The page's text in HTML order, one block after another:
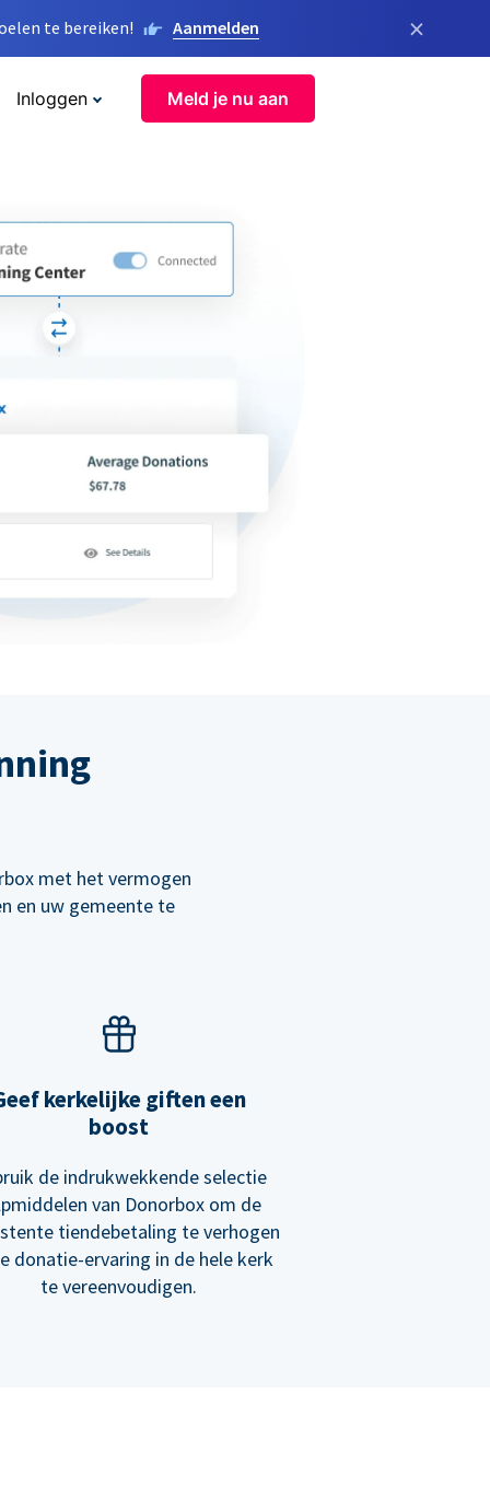
te bereiken! Aanmelden ×
Inloggen Meld je nu aan
met het vermogen
en uw gemeente te
kerkelijke giften een
boost
de indrukwekkende selectie
van Donorbox om de
tiendebetaling te verhogen
donatie-ervaring in de hele kerk
te vereenvoudigen.